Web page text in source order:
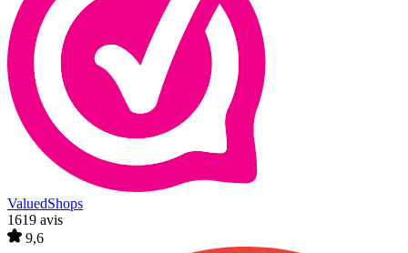
ValuedShops
1619 avis
9,6